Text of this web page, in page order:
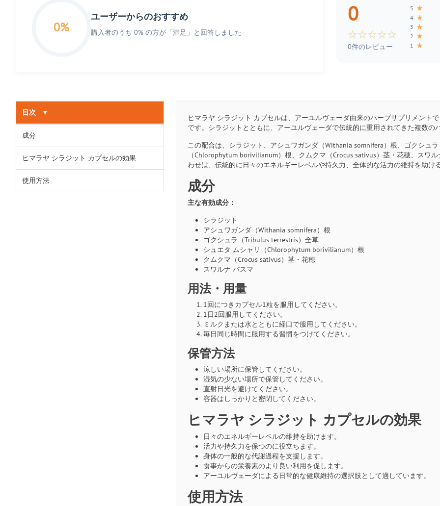
0%
ユーザーからのおすすめ
購入者のうち 0% の方が「満足」と回答しました
0
☆☆☆☆☆
0件のレビュー
5 ★
4 ★
3 ★
2 ★
1
★
目次 ▼
成分
ヒマラヤ シラジット カプセルの効果
使用方法
ヒマラヤ シラジット カプセルは、アーユルヴェーダ由来のハーブサプリメント
です。シラジットとともに、アーユルヴェーダで伝統的に重用されてきた複数の
この配合は、シラジット、アシュワガンダ（Withania somnifera）根、ゴクシュ
（Chlorophytum borivilianum）根、クムクマ（Crocus sativus）茎・花穂、スワ
わせは、伝統的に日々のエネルギーレベルや持久力、全体的な活力の維持を助け
成分
主な有効成分：
シラジット
アシュワガンダ（Withania somnifera）根
ゴクシュラ（Tribulus terrestris）全草
シュエタ ムシャリ（Chlorophytum borivilianum）根
クムクマ（Crocus sativus）茎・花穂
スワルナ バスマ
用法・用量
1回につきカプセル1粒を服用してください。
1日2回服用してください。
ミルクまたは水とともに経口で服用してください。
毎日同じ時間に服用する習慣をつけてください。
保管方法
涼しい場所に保管してください。
湿気の少ない場所で保管してください。
直射日光を避けてください。
容器はしっかりと密閉してください。
ヒマラヤ シラジット カプセルの効果
日々のエネルギーレベルの維持を助けます。
活力や持久力を保つのに役立ちます。
身体の一般的な代謝過程を支援します。
食事からの栄養素のより良い利用を促します。
アーユルヴェーダによる日常的な健康維持の選択肢として適しています。
使用方法